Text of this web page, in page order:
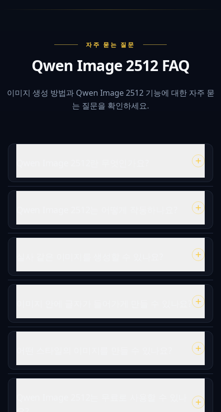
자주 묻는 질문
Qwen Image 2512 FAQ
이미지 생성 방법과 Qwen Image 2512 기능에 대한 자주 묻
는 질문을 확인하세요.